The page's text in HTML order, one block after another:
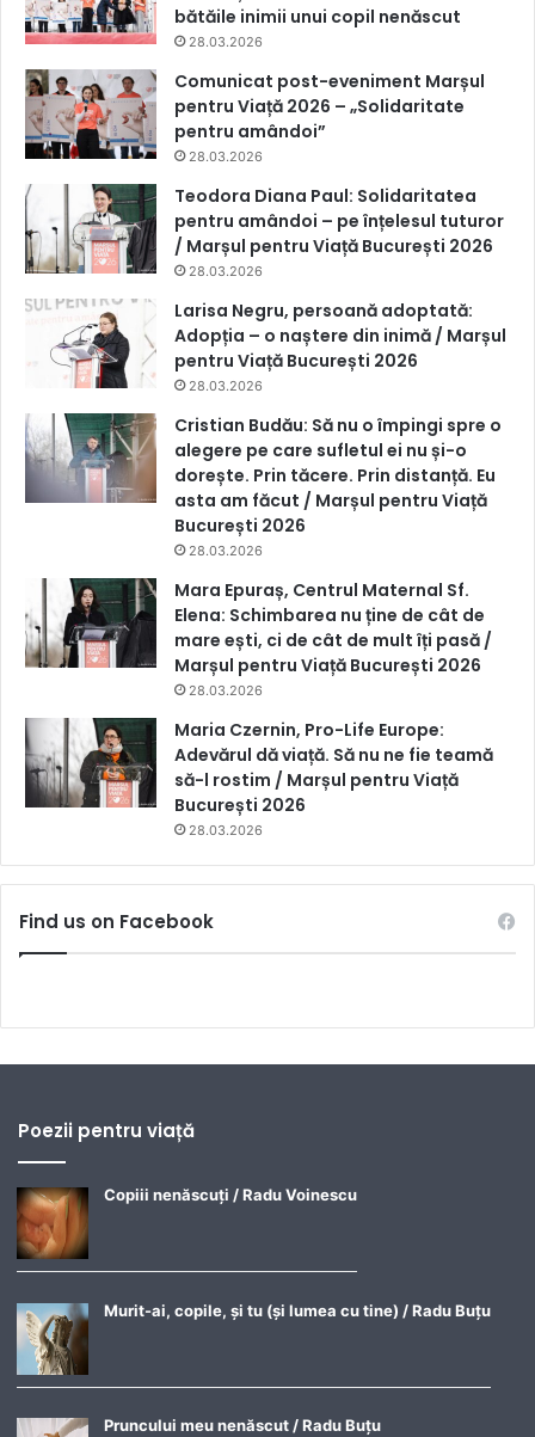
bătăile inimii unui copil nenăscut
28.03.2026
Comunicat post-eveniment Marșul
pentru Viață 2026 – „Solidaritate
pentru amândoi”
28.03.2026
Teodora Diana Paul: Solidaritatea
pentru amândoi – pe înțelesul tuturor
/ Marșul pentru Viață București 2026
28.03.2026
Larisa Negru, persoană adoptată:
Adopția – o naștere din inimă / Marșul
pentru Viață București 2026
28.03.2026
Cristian Budău: Să nu o împingi spre o
alegere pe care sufletul ei nu și-o
dorește. Prin tăcere. Prin distanță. Eu
asta am făcut / Marșul pentru Viață
București 2026
28.03.2026
Mara Epuraș, Centrul Maternal Sf.
Elena: Schimbarea nu ține de cât de
mare ești, ci de cât de mult îți pasă /
Marșul pentru Viață București 2026
28.03.2026
Maria Czernin, Pro-Life Europe:
Adevărul dă viață. Să nu ne fie teamă
să-l rostim / Marșul pentru Viață
București 2026
28.03.2026
Find us on Facebook
Poezii pentru viață
Copiii nenăscuți / Radu Voinescu
Murit-ai, copile, și tu (și lumea cu tine) / Radu Buțu
Pruncului meu nenăscut / Radu Buțu